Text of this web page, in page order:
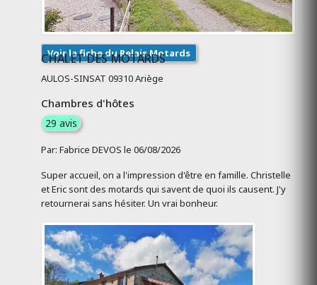
Voir la fiche du Relais Motards
CHALET DES MOTARDS
AULOS-SINSAT 09310 Ariège
Chambres d'hôtes
29 avis
Par: Fabrice DEVOS le 06/08/2026
Super accueil, on a l'impression d'être en famille. Christelle
et Eric sont des motards qui savent de quoi ils causent. J'y
retournerai sans hésiter. Un vrai bonheur.